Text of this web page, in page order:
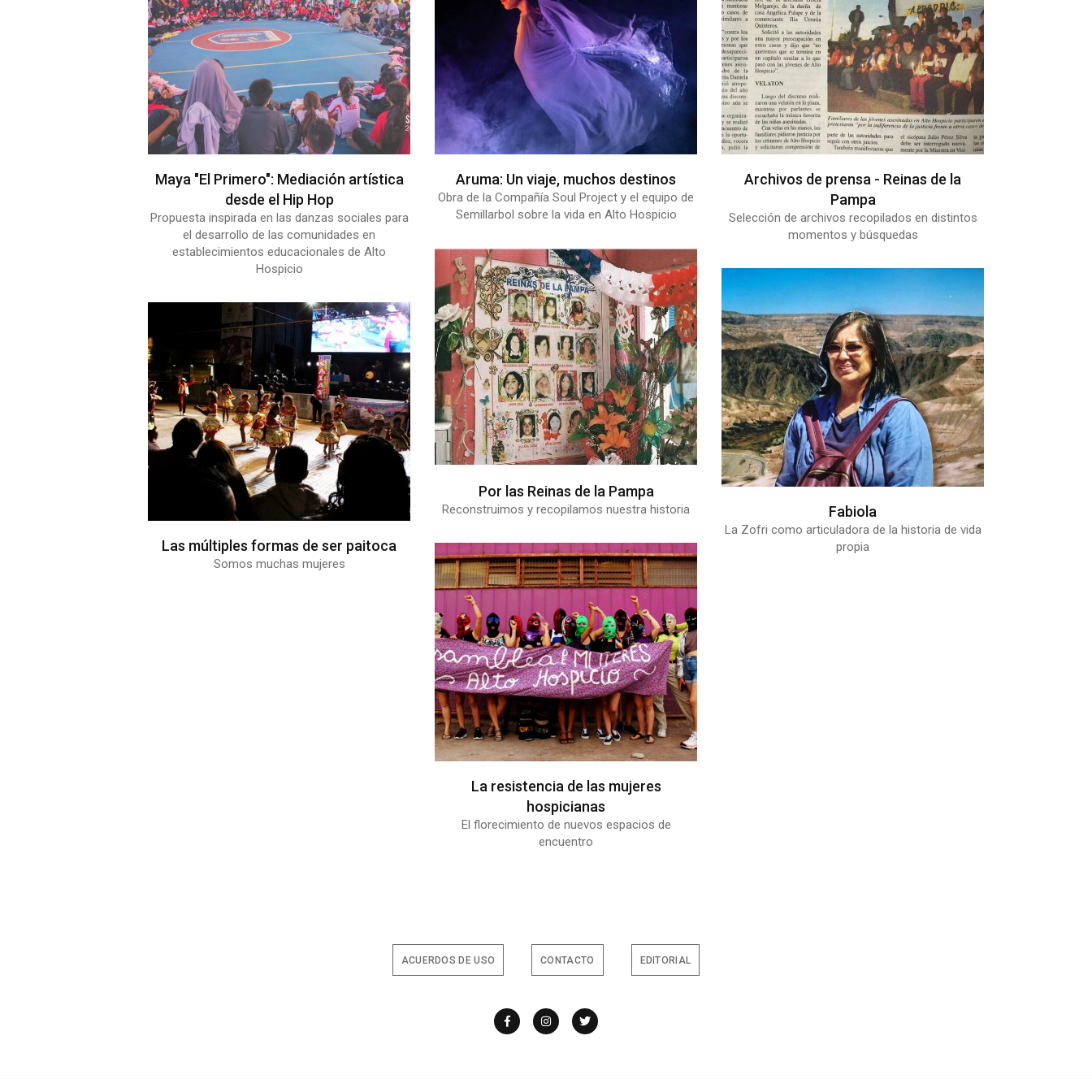
Maya "El Primero": Mediación artística
desde el Hip Hop
Propuesta inspirada en las danzas sociales para
el desarrollo de las comunidades en
establecimientos educacionales de Alto
Hospicio
Aruma: Un viaje, muchos destinos
Obra de la Compañía Soul Project y el equipo de
Semillarbol sobre la vida en Alto Hospicio
Archivos de prensa - Reinas de la
Pampa
Selección de archivos recopilados en distintos
momentos y búsquedas
Por las Reinas de la Pampa
Reconstruimos y recopilamos nuestra historia Fabiola
La Zofri como articuladora de la historia de vida
propia
Las múltiples formas de ser paitoca
Somos muchas mujeres
La resistencia de las mujeres
hospicianas
El florecimiento de nuevos espacios de
encuentro
ACUERDOS DE USO CONTACTO EDITORIAL